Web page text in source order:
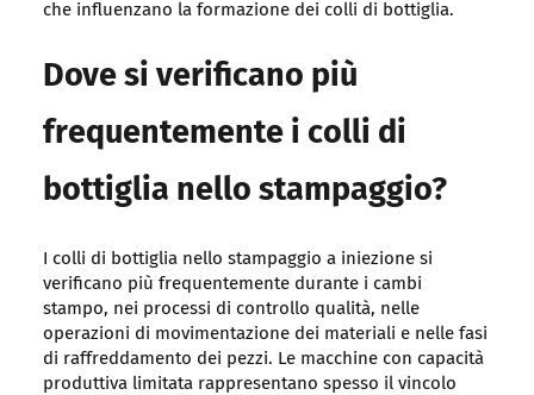
che influenzano la formazione dei colli di bottiglia.
Dove si verificano più
frequentemente i colli di
bottiglia nello stampaggio?
I colli di bottiglia nello stampaggio a iniezione si
verificano più frequentemente durante i cambi
stampo, nei processi di controllo qualità, nelle
operazioni di movimentazione dei materiali e nelle fasi
di raffreddamento dei pezzi. Le macchine con capacità
produttiva limitata rappresentano spesso il vincolo